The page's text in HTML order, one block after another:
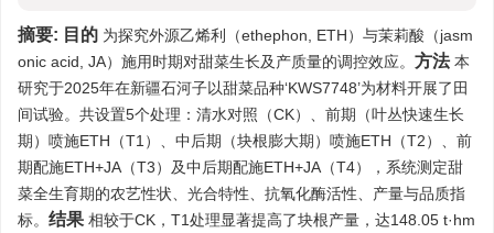
摘要: 目的 为探究外源乙烯利（ethephon, ETH）与茉莉酸（jasm
onic acid, JA）施用时期对甜菜生长及产质量的调控效应。 方法 本
研究于2025年在新疆石河子以甜菜品种‘KWS7748’为材料开展了田
间试验。共设置5个处理：清水对照（CK）、前期（叶丛快速生长
期）喷施ETH（T1）、中后期（块根膨大期）喷施ETH（T2）、前
期配施ETH+JA（T3）及中后期配施ETH+JA（T4），系统测定甜
菜全生育期的农艺性状、光合特性、抗氧化酶活性、产量与品质指
标。 结果 相较于CK，T1处理显著提高了块根产量，达148.05 t·hm